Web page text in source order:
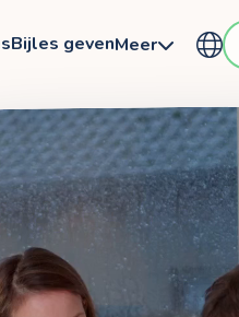
Bijles gevenMeer